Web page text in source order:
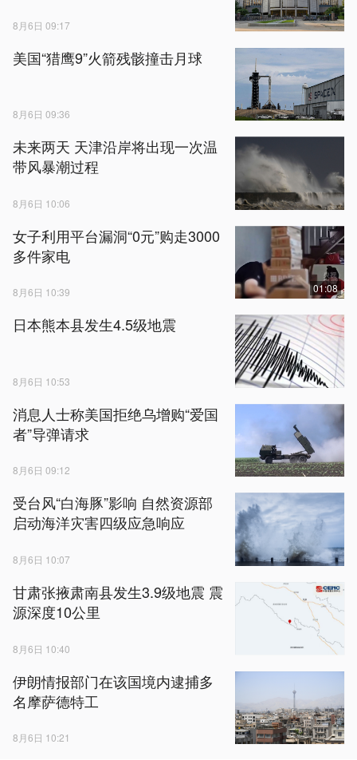
8月6日 09:17
美国“猎鹰9”火箭残骸撞击月球
8月6日 09:36
未来两天 天津沿岸将出现一次温
带风暴潮过程
8月6日 10:06
女子利用平台漏洞“0元”购走3000
多件家电
8月6日 10:39 01:08
日本熊本县发生4.5级地震
8月6日 10:53
消息人士称美国拒绝乌增购“爱国
者”导弹请求
8月6日 09:12
受台风“白海豚”影响 自然资源部
启动海洋灾害四级应急响应
8月6日 10:07
甘肃张掖肃南县发生3.9级地震 震
源深度10公里
8月6日 10:40
伊朗情报部门在该国境内逮捕多
名摩萨德特工
8月6日 10:21